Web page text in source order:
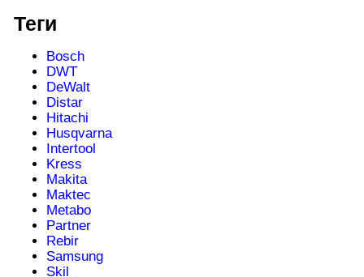
Теги
Bosch
DWT
DeWalt
Distar
Hitachi
Husqvarna
Intertool
Kress
Makita
Maktec
Metabo
Partner
Rebir
Samsung
Skil